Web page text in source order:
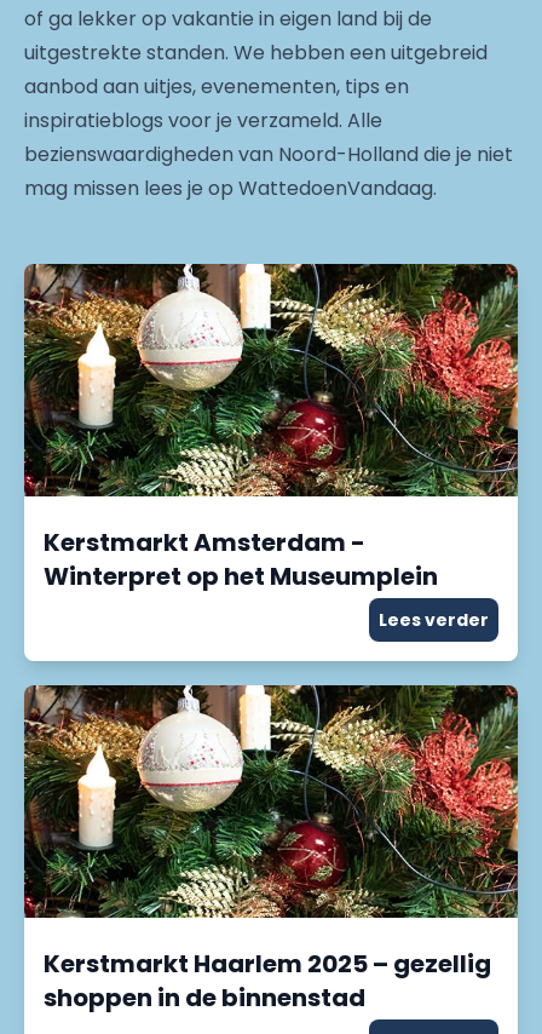
of ga lekker op vakantie in eigen land bij de
uitgestrekte standen. We hebben een uitgebreid
aanbod aan uitjes, evenementen, tips en
inspiratieblogs voor je verzameld. Alle
bezienswaardigheden van Noord-Holland die je niet
mag missen lees je op WattedoenVandaag.
Kerstmarkt Amsterdam -
Winterpret op het Museumplein
Lees verder
Kerstmarkt Haarlem 2025 – gezellig
shoppen in de binnenstad